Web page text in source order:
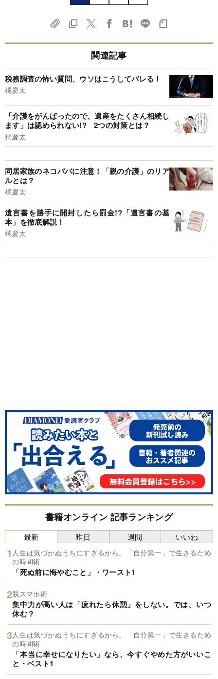
関連記事
税務調査の怖い質問、ウソはこうしてバレる！
橘慶太
「介護をがんばったので、遺産をたくさん相続し
ます」は認められない!? 2つの対策とは？
橘慶太
同居家族のネコババに注意！「親の介護」のリア
ルとは？
橘慶太
遺言書を勝手に開封したら罰金!?「遺言書の基
本」を徹底解説！
橘慶太
書籍オンライン 記事ランキング
最新
人生は気づかぬうちにすぎるから。「自分第一」で生きるため
の時間術
「死ぬ前に悔やむこと」・ワースト1
脱スマホ術
集中力が高い人は「疲れたら休憩」をしない。では、いつ
休む？
人生は気づかぬうちにすぎるから。「自分第一」で生きるため
の時間術
「本当に幸せになりたい」なら、今すぐやめた方がいいこ
と・ベスト1
昨日 週間 いいね